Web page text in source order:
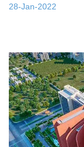
28-Jan-2022